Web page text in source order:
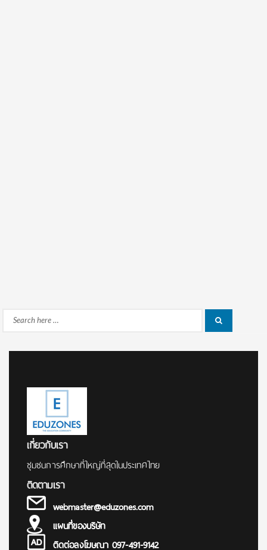
Search
เกี่ยวกับเรา
ชุมชนการศึกษาที่ใหญ่ที่สุดในประเทศไทย
ติดตามเรา
webmaster@eduzones.com
แผนที่ของบริษัท
ติดต่อลงโฆษณา 097-491-9142